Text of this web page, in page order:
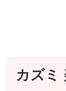
カズミ